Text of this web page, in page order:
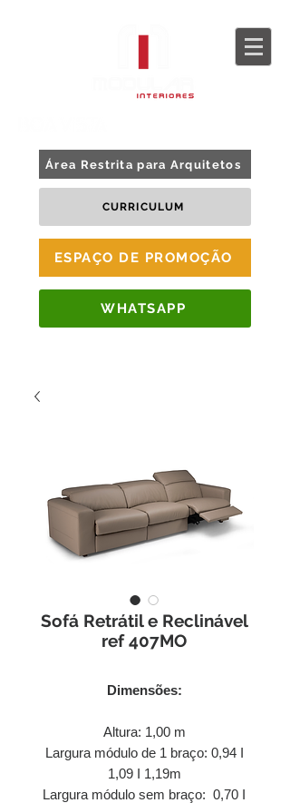
Área Restrita para Arquitetos
CURRICULUM
ESPAÇO DE PROMOÇÃO
WHATSAPP
Sofá Retrátil e Reclinável
ref 407MO
Dimensões:
Altura: 1,00 m
Largura módulo de 1 braço: 0,94 I
1,09 I 1,19m
Largura módulo sem braço: 0,70 I